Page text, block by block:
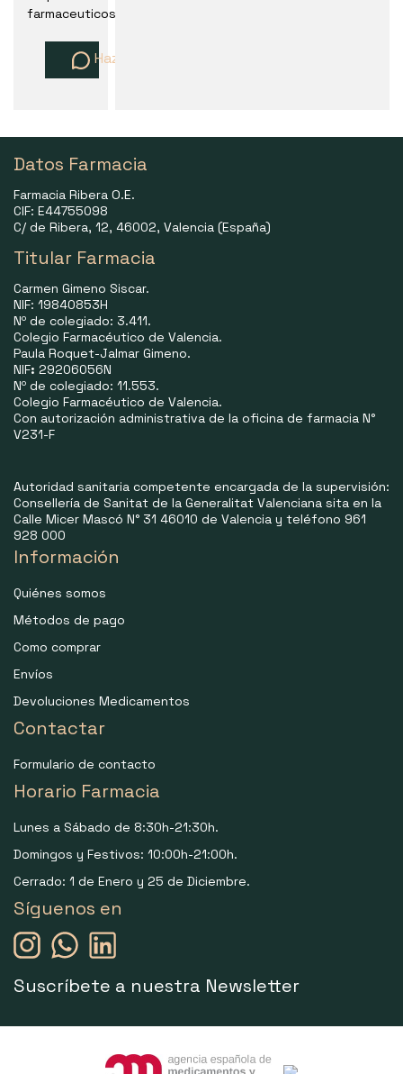
farmaceuticos
Haz una pregunta
Datos Farmacia
Farmacia Ribera O.E.
CIF: E44755098
C/ de Ribera, 12, 46002, Valencia (España)
Titular Farmacia
Carmen Gimeno Siscar.
NIF: 19840853H
Nº de colegiado: 3.411.
Colegio Farmacéutico de Valencia.
Paula Roquet-Jalmar Gimeno.
NIF: 29206056N
Nº de colegiado: 11.553.
Colegio Farmacéutico de Valencia.
Con autorización administrativa de la oficina de farmacia N°
V231-F
Autoridad sanitaria competente encargada de la supervisión:
Consellería de Sanitat de la Generalitat Valenciana sita en la
Calle Micer Mascó N° 31 46010 de Valencia y teléfono 961
928 000
Información
Quiénes somos
Métodos de pago
Como comprar
Envíos
Devoluciones Medicamentos
Contactar
Formulario de contacto
Horario Farmacia
Lunes a Sábado de 8:30h-21:30h.
Domingos y Festivos: 10:00h-21:00h.
Cerrado: 1 de Enero y 25 de Diciembre.
Síguenos en
Suscríbete a nuestra Newsletter